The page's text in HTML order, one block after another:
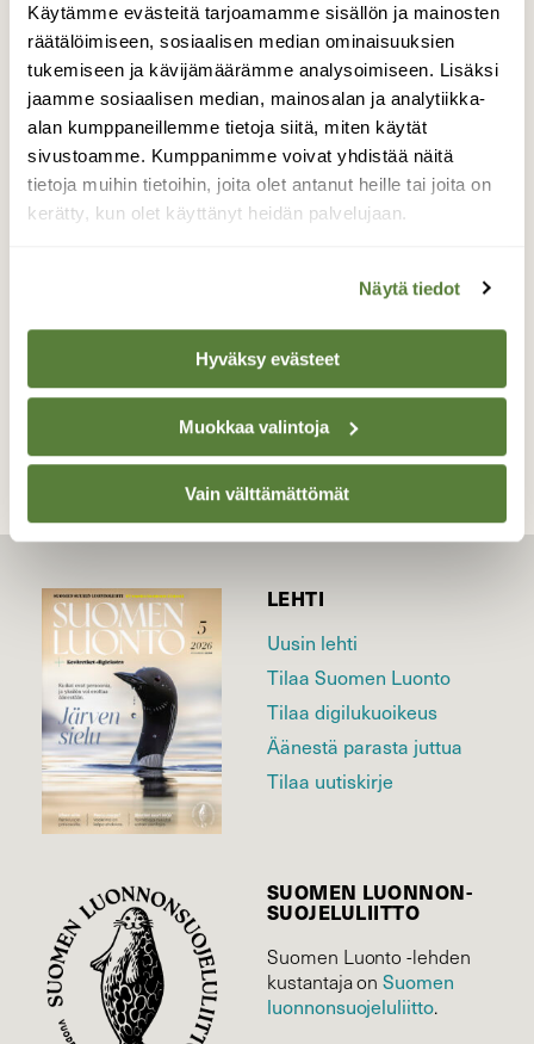
Käytämme evästeitä tarjoamamme sisällön ja mainosten
räätälöimiseen, sosiaalisen median ominaisuuksien
tukemiseen ja kävijämäärämme analysoimiseen. Lisäksi
jaamme sosiaalisen median, mainosalan ja analytiikka-
alan kumppaneillemme tietoja siitä, miten käytät
sivustoamme. Kumppanimme voivat yhdistää näitä
tietoja muihin tietoihin, joita olet antanut heille tai joita on
kerätty, kun olet käyttänyt heidän palvelujaan.
Näytä tiedot
Hyväksy evästeet
Muokkaa valintoja
Vain välttämättömät
Vesimyyrä lenkillä
Kävimme Kanjonin kierroksella. Huomasimme
rinteessä yllättäen edessämme ison
otuksen, joka pakeni meitä. Koetin napata
muutaman kuvan. Totesimme pakenijan
mesimyyräksi.
TAKAISIN LISTAAN
LEHTI
Uusin lehti
Tilaa Suomen Luonto
Tilaa digilukuoikeus
Äänestä parasta juttua
Tilaa uutiskirje
SUOMEN LUONNON­
SUOJELU­LIITTO
Suomen Luonto -lehden
kustantaja onSuomen
luonnonsuojelu­liitto.